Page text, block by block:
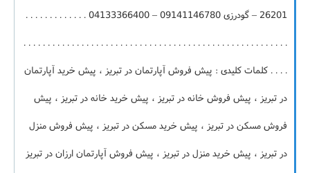
26201 – گودرزی 09141146780 – 04133366400 . . . . . . . . . . . . .
. . . . . . . . . . . . . . . . . . . . . . . . . . . . . . . . . . . . . . . . . . . . . . . . . . . . . . .
. . . . کلمات کلیدی : پیش فروش آپارتمان در تبریز ، پیش خرید آپارتمان
در تبریز ، پیش فروش خانه در تبریز ، پیش خرید خانه در تبریز ، پیش
فروش مسکن در تبریز ، پیش خرید مسکن در تبریز ، پیش فروش منزل
در تبریز ، پیش خرید منزل در تبریز ، پیش فروش آپارتمان ارزان در تبریز